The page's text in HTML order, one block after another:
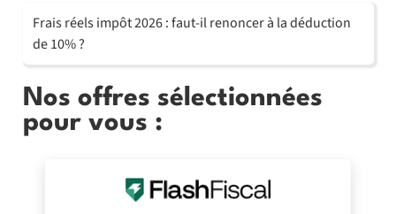
Frais réels impôt 2026 : faut-il renoncer à la déduction
de 10% ?
Nos offres sélectionnées
pour vous :